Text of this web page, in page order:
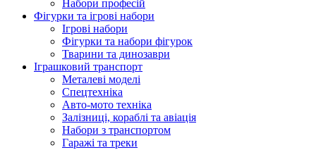
Набори професій
Фігурки та ігрові набори
Ігрові набори
Фігурки та набори фігурок
Тварини та динозаври
Іграшковий транспорт
Металеві моделі
Спецтехніка
Авто-мото техніка
Залізниці, кораблі та авіація
Набори з транспортом
Гаражі та треки